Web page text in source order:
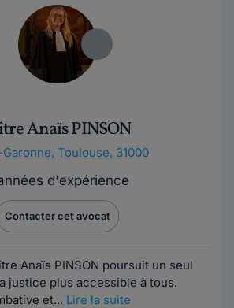
Anaïs PINSON
, Toulouse, 31000
d'expérience
Contacter cet avocat
Anaïs PINSON poursuit un seul
justice plus accessible à tous.
et... Lire la suite